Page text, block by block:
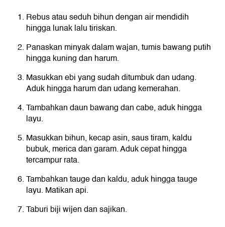
Rebus atau seduh bihun dengan air mendidih
hingga lunak lalu tiriskan.
Panaskan minyak dalam wajan, tumis bawang putih
hingga kuning dan harum.
Masukkan ebi yang sudah ditumbuk dan udang.
Aduk hingga harum dan udang kemerahan.
Tambahkan daun bawang dan cabe, aduk hingga
layu.
Masukkan bihun, kecap asin, saus tiram, kaldu
bubuk, merica dan garam. Aduk cepat hingga
tercampur rata.
Tambahkan tauge dan kaldu, aduk hingga tauge
layu. Matikan api.
Taburi biji wijen dan sajikan.